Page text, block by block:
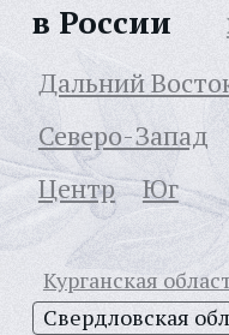
в России
Дальний
Северо-Запад
Центр
Юг
Курганская
Свердловская